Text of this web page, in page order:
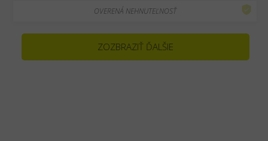
OVERENÁ NEHNUTEĽNOSŤ
ZOZBRAZIŤ ĎALŠIE